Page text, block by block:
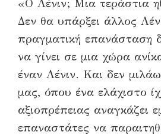
«Ο Λένιν; Μια τεράστια
Δεν θα υπάρξει άλλος
πραγματική επανάσταση
να γίνει σε μια χώρα
έναν Λένιν. Και δεν
μας, όπου ένα ελάχιστο
αξιοπρέπειας αναγκάζει
επαναστάτες να